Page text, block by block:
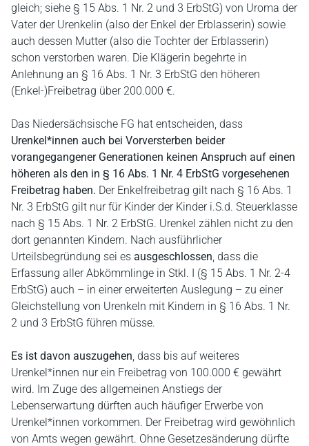
gleich; siehe § 15 Abs. 1 Nr. 2 und 3 ErbStG) von Uroma der
Vater der Urenkelin (also der Enkel der Erblasserin) sowie
auch dessen Mutter (also die Tochter der Erblasserin)
schon verstorben waren. Die Klägerin begehrte in
Anlehnung an § 16 Abs. 1 Nr. 3 ErbStG den höheren
(Enkel-)Freibetrag über 200.000 €.
Das Niedersächsische FG hat entscheiden, dass
Urenkel*innen auch bei Vorversterben beider
vorangegangener Generationen keinen Anspruch auf einen
höheren als den in § 16 Abs. 1 Nr. 4 ErbStG vorgesehenen
Freibetrag haben. Der Enkelfreibetrag gilt nach § 16 Abs. 1
Nr. 3 ErbStG gilt nur für Kinder der Kinder i.S.d. Steuerklasse
nach § 15 Abs. 1 Nr. 2 ErbStG. Urenkel zählen nicht zu den
dort genannten Kindern. Nach ausführlicher
Urteilsbegründung sei es ausgeschlossen, dass die
Erfassung aller Abkömmlinge in Stkl. I (§ 15 Abs. 1 Nr. 2-4
ErbStG) auch – in einer erweiterten Auslegung – zu einer
Gleichstellung von Urenkeln mit Kindern in § 16 Abs. 1 Nr.
2 und 3 ErbStG führen müsse.
Es ist davon auszugehen, dass bis auf weiteres
Urenkel*innen nur ein Freibetrag von 100.000 € gewährt
wird. Im Zuge des allgemeinen Anstiegs der
Lebenserwartung dürften auch häufiger Erwerbe von
Urenkel*innen vorkommen. Der Freibetrag wird gewöhnlich
von Amts wegen gewährt. Ohne Gesetzesänderung dürfte